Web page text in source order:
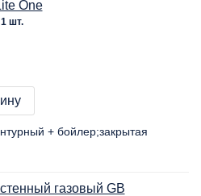
One
шт.
+ бойлер закрытая
газовый GB